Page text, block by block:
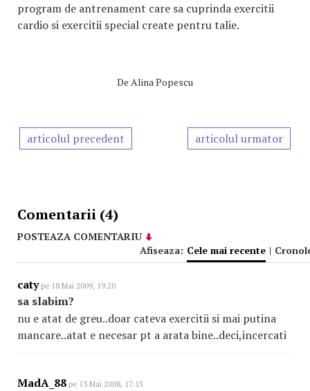
program de antrenament care sa cuprinda exercitii
cardio si exercitii special create pentru talie.
De Alina Popescu
articolul precedent articolul urmator
Comentarii (4)
POSTEAZA COMENTARIU
Afiseaza: Cele mai recente |
catype 18 Mai 2009, 19:20
sa slabim?
nu e atat de greu..doar cateva exercitii si mai putina
mancare..atat e necesar pt a arata bine..deci,incercati
MadA_88 pe 13 Mai 2008, 17:15